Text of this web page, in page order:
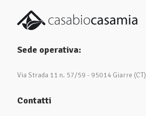
Sede operativa:
Via Strada 11 n. 57/59 - 95014 Giarre (CT)
Contatti